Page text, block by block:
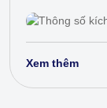
Xem thêm